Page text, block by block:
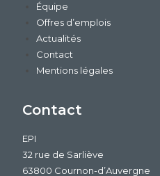
Équipe
Offres d’emplois
Actualités
Contact
Mentions légales
Contact
EPI
32 rue de Sarliève
63800 Cournon-d’Auvergne